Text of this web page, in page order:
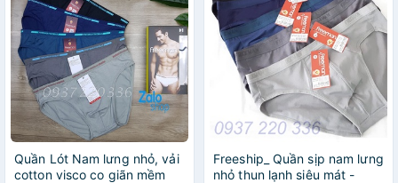
Quần Lót Nam lưng nhỏ, vải
cotton visco co giãn mềm
Freeship_ Quần sịp nam lưng
nhỏ thun lạnh siêu mát -